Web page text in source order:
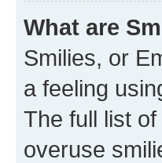
What are
Smilies, or
a feeling
The full list
overuse